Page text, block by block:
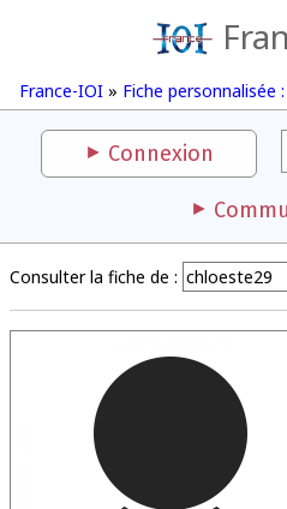
France-IOI » Fiche personnalisée
Connexion
Consulter la fiche de :